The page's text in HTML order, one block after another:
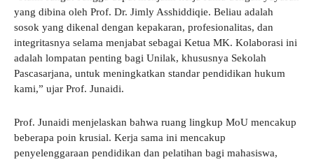
yang dibina oleh Prof. Dr. Jimly Asshiddiqie. Beliau adalah
sosok yang dikenal dengan kepakaran, profesionalitas, dan
integritasnya selama menjabat sebagai Ketua MK. Kolaborasi ini
adalah lompatan penting bagi Unilak, khususnya Sekolah
Pascasarjana, untuk meningkatkan standar pendidikan hukum
kami,” ujar Prof. Junaidi.
Prof. Junaidi menjelaskan bahwa ruang lingkup MoU mencakup
beberapa poin krusial. Kerja sama ini mencakup
penyelenggaraan pendidikan dan pelatihan bagi mahasiswa,